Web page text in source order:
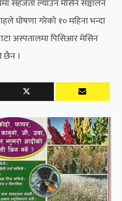
सहजता ल्याउन मेसिन सञ्चालन
घोषणा गरेको १० महिना भन्दा
अस्पतालमा पिसिआर मेसिन
छैन ।